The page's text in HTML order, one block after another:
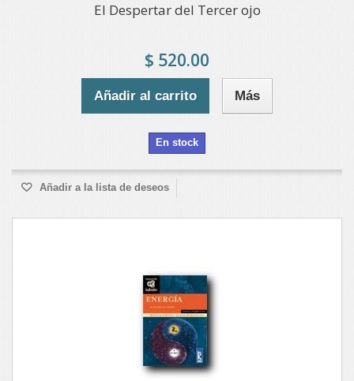
El Despertar del Tercer ojo
$ 520.00
Añadir al carrito Más
En stock
Añadir a la lista de deseos